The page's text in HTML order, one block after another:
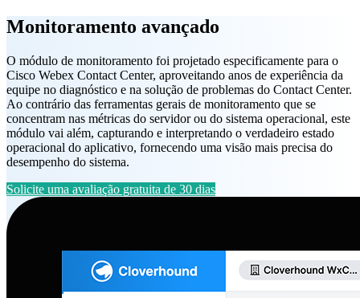
Monitoramento avançado
O módulo de monitoramento foi projetado especificamente para o
Cisco Webex Contact Center, aproveitando anos de experiência da
equipe no diagnóstico e na solução de problemas do Contact Center.
Ao contrário das ferramentas gerais de monitoramento que se
concentram nas métricas do servidor ou do sistema operacional, este
módulo vai além, capturando e interpretando o verdadeiro estado
operacional do aplicativo, fornecendo uma visão mais precisa do
desempenho do sistema.
Solicite uma avaliação gratuita de 30 dias